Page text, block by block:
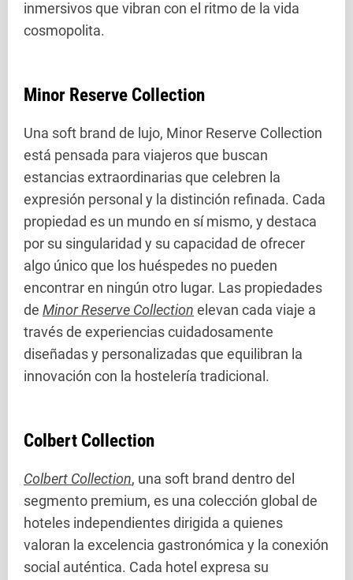
inmersivos que vibran con el ritmo de la vida
cosmopolita.
Minor Reserve Collection
Una soft brand de lujo, Minor Reserve Collection
está pensada para viajeros que buscan
estancias extraordinarias que celebren la
expresión personal y la distinción refinada. Cada
propiedad es un mundo en sí mismo, y destaca
por su singularidad y su capacidad de ofrecer
algo único que los huéspedes no pueden
encontrar en ningún otro lugar. Las propiedades
de Minor Reserve Collection elevan cada viaje a
través de experiencias cuidadosamente
diseñadas y personalizadas que equilibran la
innovación con la hostelería tradicional.
Colbert Collection
Colbert Collection, una soft brand dentro del
segmento premium, es una colección global de
hoteles independientes dirigida a quienes
valoran la excelencia gastronómica y la conexión
social auténtica. Cada hotel expresa su